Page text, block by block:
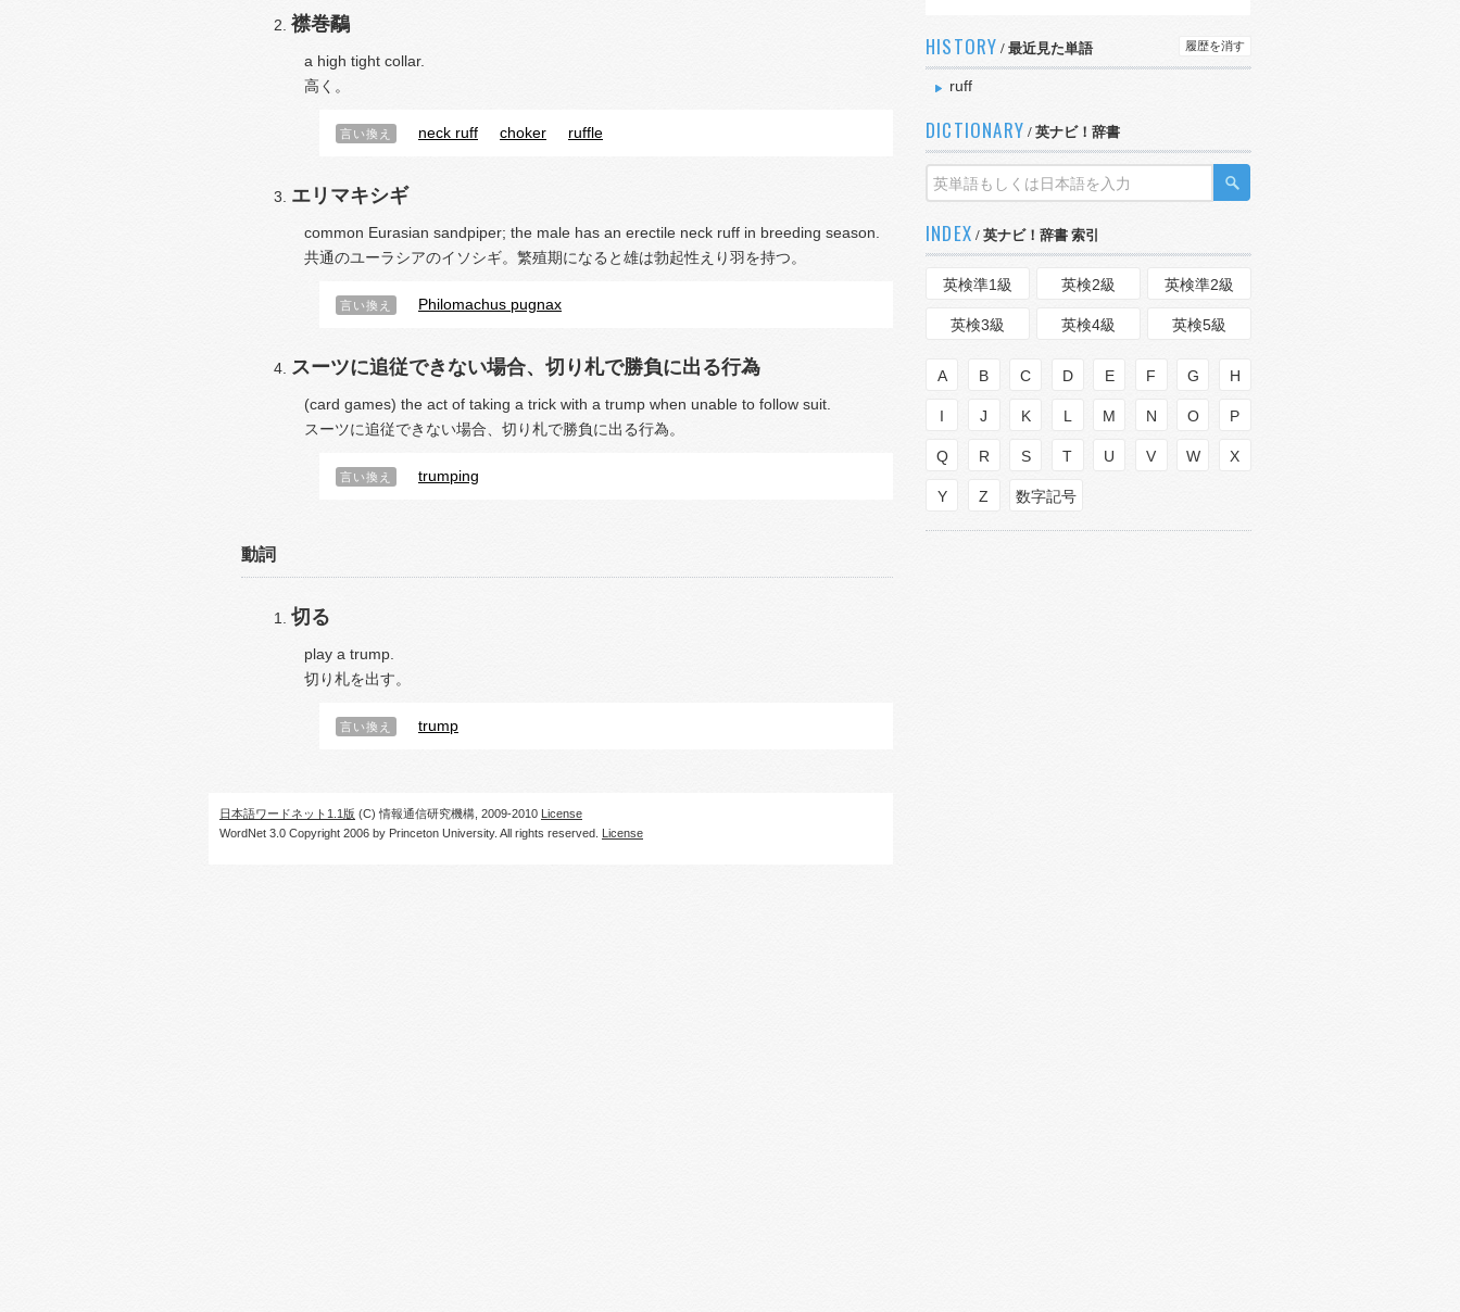
襟巻鷸
a high tight collar.
高く。
言い換え neck ruff choker ruffle
エリマキシギ
common Eurasian sandpiper; the male has an erectile neck ruff in breeding season.
共通のユーラシアのイソシギ。繁殖期になると雄は勃起性えり羽を持つ。
言い換え Philomachus pugnax
スーツに追従できない場合、切り札で勝負に出る行為
(card games) the act of taking a trick with a trump when unable to follow suit.
スーツに追従できない場合、切り札で勝負に出る行為。
言い換え trumping
動詞
切る
play a trump.
切り札を出す。
言い換え trump
日本語ワードネット1.1版 (C) 情報通信研究機構, 2009-2010 License
WordNet 3.0 Copyright 2006 by Princeton University. All rights reserved. License
HISTORY / 最近見た単語 履歴を消す
ruff
DICTIONARY / 英ナビ！辞書
INDEX / 英ナビ！辞書 索引
英検準1級 英検2級 英検準2級
英検3級 英検4級 英検5級
A B C D E F G H
I J K L M N O P
Q R S T U V W X
Y Z 数字記号